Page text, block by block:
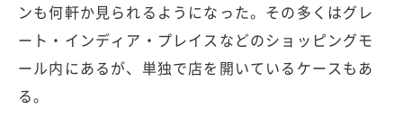
ンも何軒か見られるようになった。その多くはグレ
ート・インディア・プレイスなどのショッピングモ
ール内にあるが、単独で店を開いているケースもあ
る。